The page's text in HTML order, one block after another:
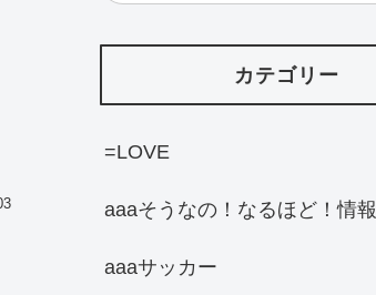
カテゴリー
=LOVE
aaaそうなの！なるほど！情報
aaaサッカー